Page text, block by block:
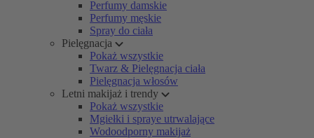
Perfumy damskie
Perfumy męskie
Spray do ciała
Pielęgnacja
Pokaż wszystkie
Twarz & Pielęgnacja ciała
Pielęgnacja włosów
Letni makijaż i trendy
Pokaż wszystkie
Mgiełki i spraye utrwalające
Wodoodporny makijaż